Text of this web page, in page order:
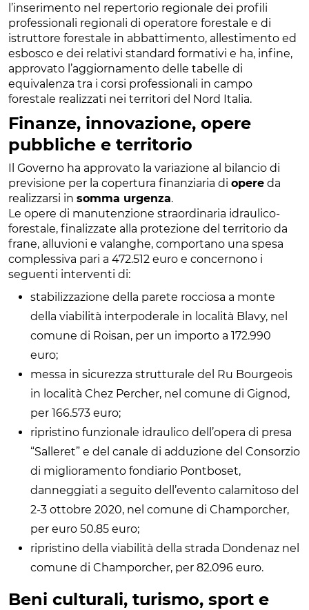
l’inserimento nel repertorio regionale dei profili
professionali regionali di operatore forestale e di
istruttore forestale in abbattimento, allestimento ed
esbosco e dei relativi standard formativi e ha, infine,
approvato l’aggiornamento delle tabelle di
equivalenza tra i corsi professionali in campo
forestale realizzati nei territori del Nord Italia.
Finanze, innovazione, opere
pubbliche e territorio
Il Governo ha approvato la variazione al bilancio di
previsione per la copertura finanziaria di opere da
realizzarsi in somma urgenza.
Le opere di manutenzione straordinaria idraulico-
forestale, finalizzate alla protezione del territorio da
frane, alluvioni e valanghe, comportano una spesa
complessiva pari a 472.512 euro e concernono i
seguenti interventi di:
stabilizzazione della parete rocciosa a monte
della viabilità interpoderale in località Blavy, nel
comune di Roisan, per un importo a 172.990
euro;
messa in sicurezza strutturale del Ru Bourgeois
in località Chez Percher, nel comune di Gignod,
per 166.573 euro;
ripristino funzionale idraulico dell’opera di presa
“Salleret” e del canale di adduzione del Consorzio
di miglioramento fondiario Pontboset,
danneggiati a seguito dell’evento calamitoso del
2-3 ottobre 2020, nel comune di Champorcher,
per euro 50.85 euro;
ripristino della viabilità della strada Dondenaz nel
comune di Champorcher, per 82.096 euro.
Beni culturali, turismo, sport e